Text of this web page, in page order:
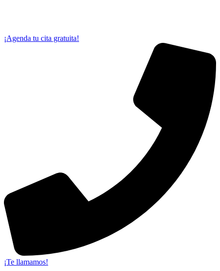
¡Agenda tu cita gratuita!
¡Te llamamos!